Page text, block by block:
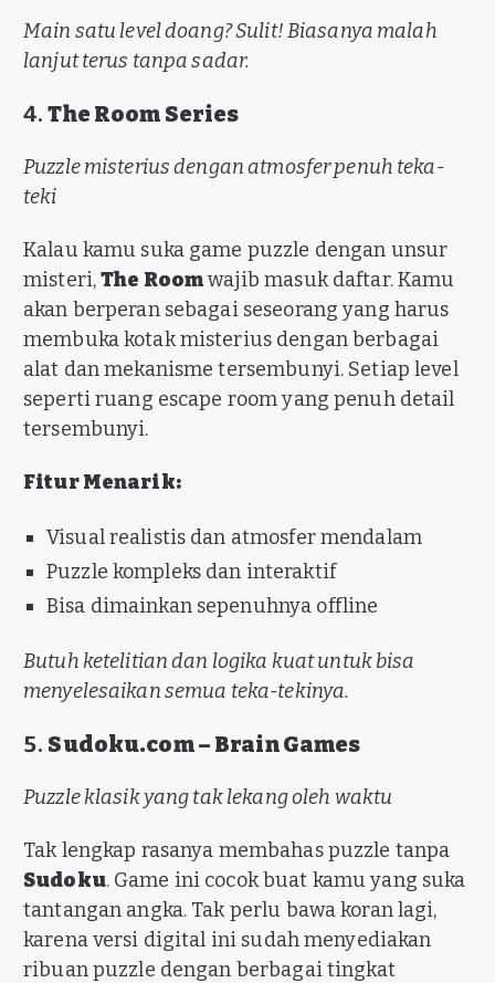
Main satu level doang? Sulit! Biasanya malah
lanjut terus tanpa sadar.
4.The Room Series
Puzzle misterius dengan atmosfer penuh teka-
teki
Kalau kamu suka game puzzle dengan unsur
misteri,The Roomwajib masuk daftar. Kamu
akan berperan sebagai seseorang yang harus
membuka kotak misterius dengan berbagai
alat dan mekanisme tersembunyi. Setiap level
seperti ruang escape room yang penuh detail
tersembunyi.
Fitur Menarik:
Visual realistis dan atmosfer mendalam
Puzzle kompleks dan interaktif
Bisa dimainkan sepenuhnya offline
Butuh ketelitian dan logika kuat untuk bisa
menyelesaikan semua teka-tekinya.
5. Sudoku.com – Brain Games
Puzzle klasik yang tak lekang oleh waktu
Tak lengkap rasanya membahas puzzle tanpa
Sudoku. Game ini cocok buat kamu yang suka
tantangan angka. Tak perlu bawa koran lagi,
karena versi digital ini sudah menyediakan
ribuan puzzle dengan berbagai tingkat